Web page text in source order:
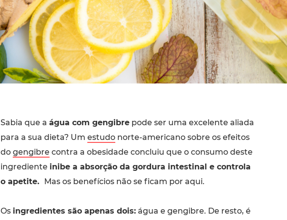
Sabia que a água com gengibrepode ser uma excelente aliada
para a sua dieta? Um estudonorte-americano sobre os efeitos
do gengibre contra a obesidade concluiu que o consumo deste
ingrediente inibe a absorção da gordura intestinal e controla
o apetite. Mas os benefícios não se ficam por aqui.
Os ingredientes são apenas dois:água e gengibre. De resto, é